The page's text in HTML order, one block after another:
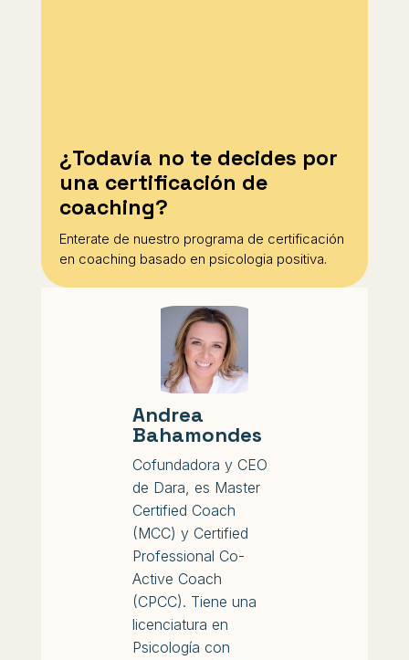
¿Todavía no te decides por
una certificación de
coaching?
Enterate de nuestro programa de certificación
en coaching basado en psicologia positiva.
Andrea
Bahamondes
Cofundadora y CEO
de Dara, es Master
Certified Coach
(MCC) y Certified
Professional Co-
Active Coach
(CPCC). Tiene una
licenciatura en
Psicología con